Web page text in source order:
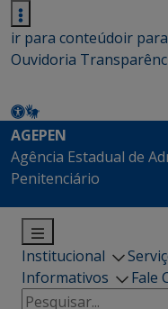
ir para conteúdoir
Ouvidoria
AGEPEN
Agência Estadual de
Penitenciário
Institucional
Informativos
Fale
Pesquisar